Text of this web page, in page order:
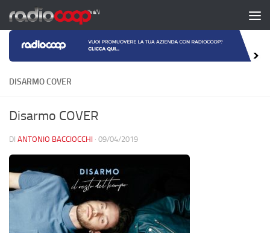
Salta al contenuto
DISARMO COVER
Disarmo COVER
DI ANTONIO BACCIOCCHI · 09/04/2019